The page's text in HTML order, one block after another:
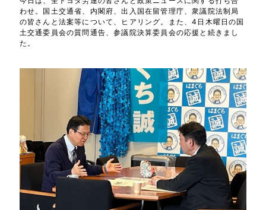
わせ。国土交通省、内閣府、出入国在留管理庁、衆議院法制局
の皆さんと法案等について、ヒアリング。また、4日木曜日の国
土交通委員会の質問通告、参議院決算委員会の応援と続きまし
た。